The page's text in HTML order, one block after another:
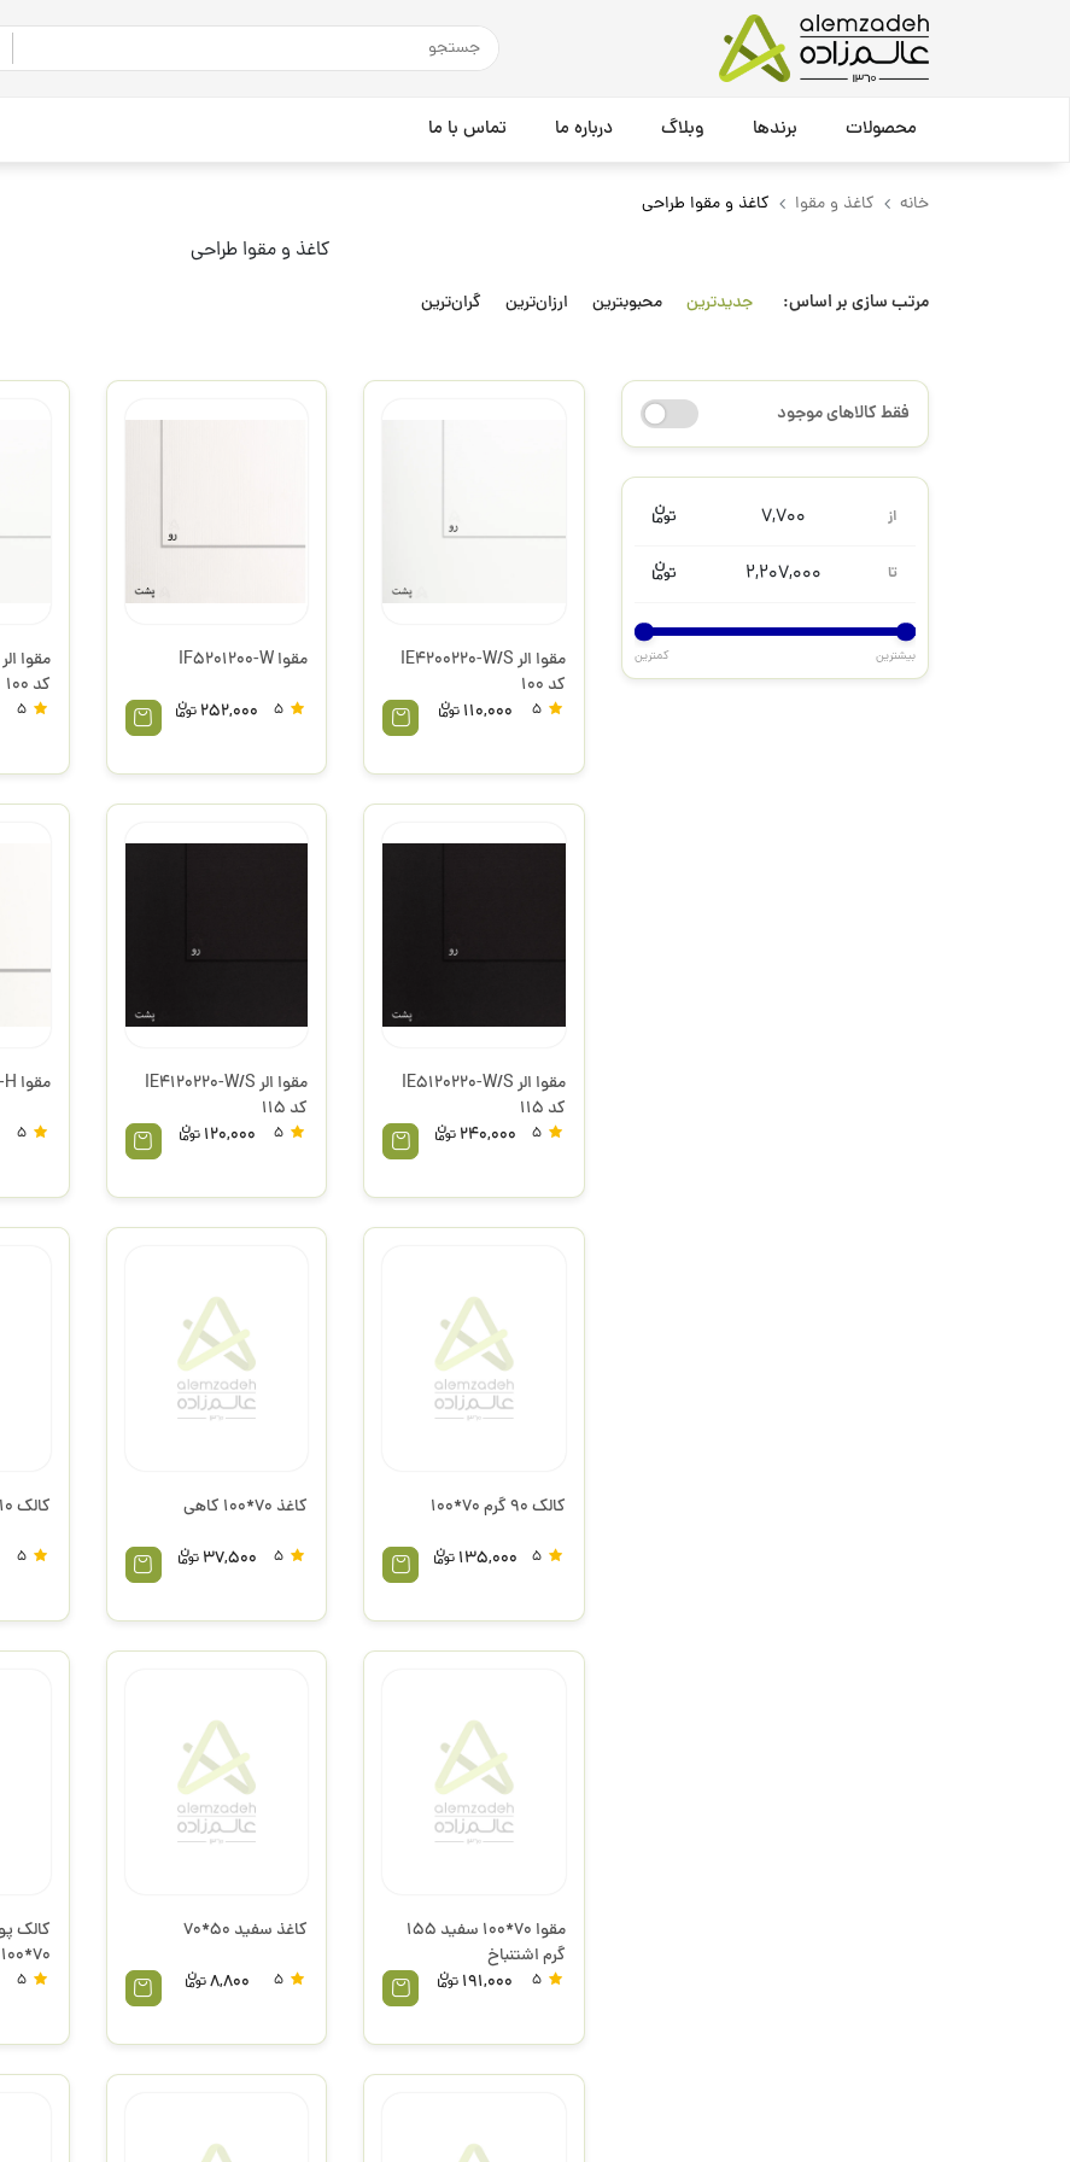
محصولات برندها وبلاگ درباره ما تماس با ما
خانه کاغذ و مقوا کاغذ و مقوا طراحی
کاغذ و مقوا طراحی
مرتب سازی بر اساس: جدیدترین محبوبترین ارزان‌ترین گران‌ترین
فقط کالاهای موجود
از 7,700
تا 2,207,000
بیشترین کمترین
مقوا الر IE4200220-W/S
کد 100
110,000
مقوا IF5201200-W
252,000
کد 100
5
مقوا الر IE5120220-W/S
کد 115
240,000
مقوا الر IE4120220-W/S
کد 115
120,000
مقوا IF5202160-H
5
کالک 90 گرم 70*100
135,000
کاغذ 70*100 کاهی
37,500
کالک 110 گرم 70*100
5
مقوا 70*100 سفید 155
گرم اشتنباخ
191,000
کاغذ سفید 50*70
8,800
70*100
5